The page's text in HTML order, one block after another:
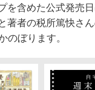
を含めた公式発売
著者の税所篤快さん
のぼります。